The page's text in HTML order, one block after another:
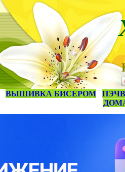
ВЫШИВКА БИСЕРОМ